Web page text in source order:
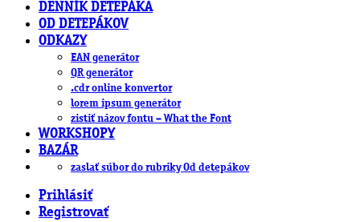
DENNÍK DETEPÁKA
OD DETEPÁKOV
ODKAZY
EAN generátor
QR generátor
.cdr online konvertor
lorem ipsum generátor
zistiť názov fontu – What the Font
WORKSHOPY
BAZÁR
zaslať súbor do rubriky Od detepákov
Prihlásiť
Registrovať